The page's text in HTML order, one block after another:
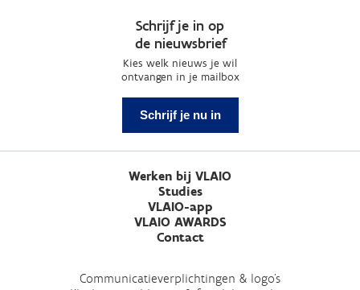
Schrijf je in op
de nieuwsbrief
Kies welk nieuws je wil
ontvangen in je mailbox
Schrijf je nu in
Werken bij VLAIO
Studies
VLAIO-app
VLAIO AWARDS
Contact
Communicatieverplichtingen & logo's